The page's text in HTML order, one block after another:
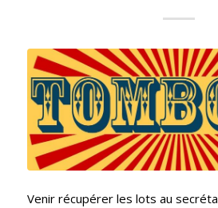
Venir récupérer les lots au